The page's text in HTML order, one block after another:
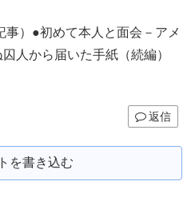
）●初めて本人と面会－アメ
人から届いた手紙（続編）
返信
を書き込む